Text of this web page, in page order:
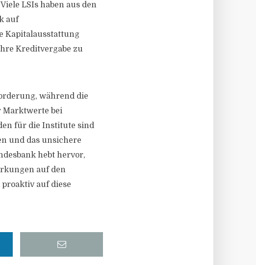
LSIs haben aus den
auf
Kapitalausstattung
Kreditvergabe zu
während die
Marktwerte bei
für die Institute sind
und das unsichere
hebt hervor,
auf den
auf diese